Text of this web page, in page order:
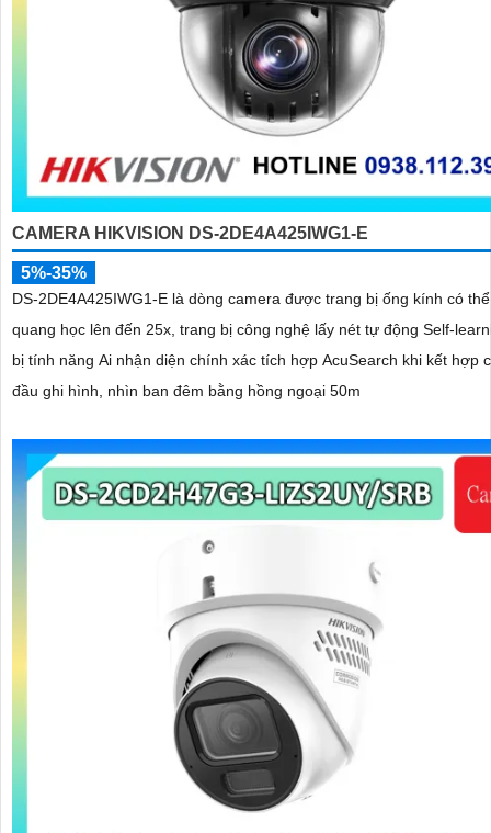
CAMERA HIKVISION DS-2DE4A425IWG1-E
5%-35%
DS-2DE4A425IWG1-E là dòng camera được trang bị ống kính có
quang học lên đến 25x, trang bị công nghệ lấy nét tự động Self-
bị tính năng Ai nhận diện chính xác tích hợp AcuSearch khi kết hợp
đầu ghi hình, nhìn ban đêm bằng hồng ngoại 50m